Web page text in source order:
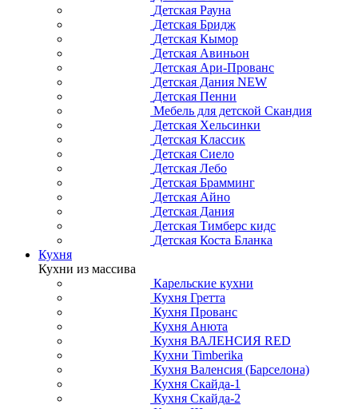
Детская Рауна
Детская Бридж
Детская Кымор
Детская Авиньон
Детская Ари-Прованс
Детская Дания NEW
Детская Пенни
Мебель для детской Скандия
Детская Хельсинки
Детская Классик
Детская Сиело
Детская Лебо
Детская Брамминг
Детская Айно
Детская Дания
Детская Тимберс кидс
Детская Коста Бланка
Кухня
Кухни из массива
Карельские кухни
Кухня Гретта
Кухня Прованс
Кухня Анюта
Кухня ВАЛЕНСИЯ RED
Кухни Timberika
Кухня Валенсия (Барселона)
Кухня Скайда-1
Кухня Скайда-2